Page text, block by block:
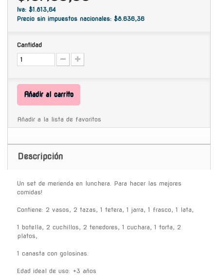
Iva: $1.813,64
Precio sin impuestos nacionales: $8.636,36
Cantidad
Añadir al carrito
Añadir a la lista de favoritos
Descripción
Un set de merienda en lunchera. Para hacer las mejores
comidas!
Contiene: 2 vasos, 2 tazas, 1 tetera, 1 jarra, 1 frasco, 1 lata,
1 botella, 2 cuchillos, 2 tenedores, 1 cuchara, 1 torta, 2
platos,
1 canasta con golosinas.
Edad ideal de uso: +3 años